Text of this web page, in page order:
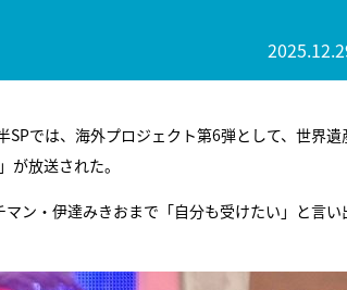
SPでは、海外プロジェクト第6弾として、世界遺
放送された。
ン・伊達みきおまで「自分も受けたい」と言い
E齋藤樹愛羅＆佐々木舞香